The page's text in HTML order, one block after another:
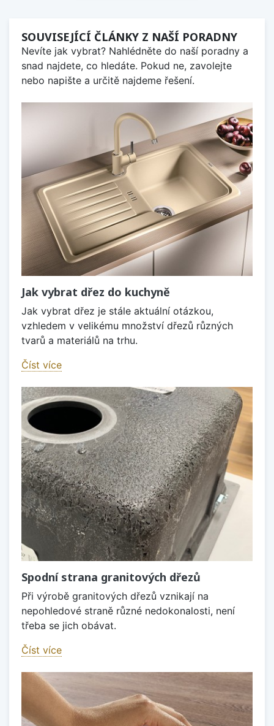
SOUVISEJÍCÍ ČLÁNKY Z NAŠÍ PORADNY
Nevíte jak vybrat? Nahlédněte do naší poradny a
snad najdete, co hledáte. Pokud ne, zavolejte
nebo napište a určitě najdeme řešení.
Jak vybrat dřez do kuchyně
Jak vybrat dřez je stále aktuální otázkou,
vzhledem v velikému množství dřezů různých
tvarů a materiálů na trhu.
Číst více
Spodní strana granitových dřezů
Při výrobě granitových dřezů vznikají na
nepohledové straně různé nedokonalosti, není
třeba se jich obávat.
Číst více